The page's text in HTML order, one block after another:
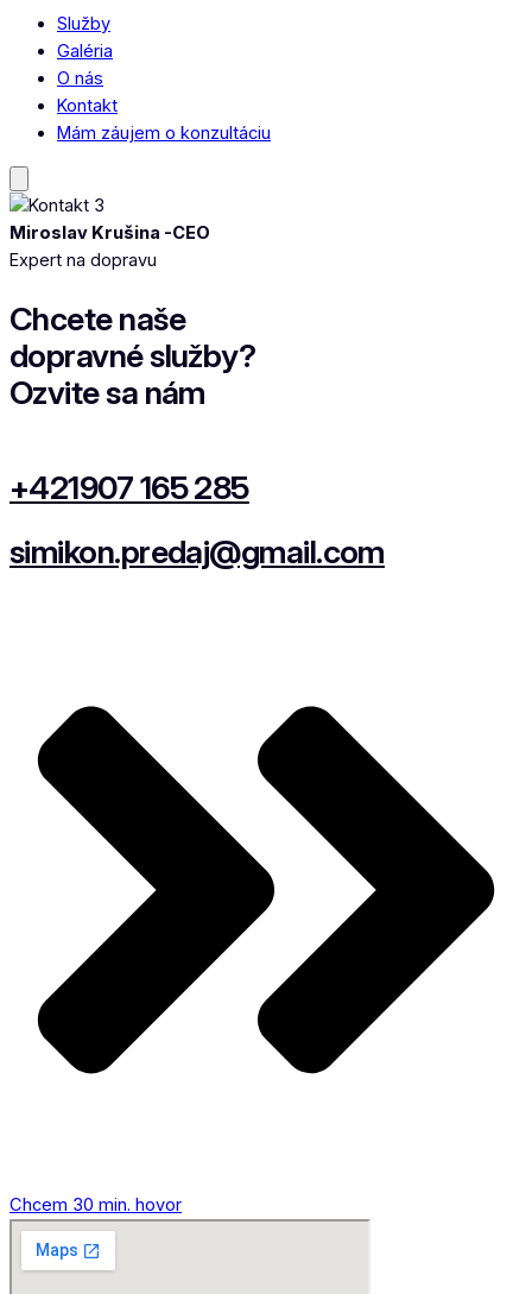
Služby
Galéria
O nás
Kontakt
Mám záujem o konzultáciu
Miroslav Krušina -CEO
Expert na dopravu
Chcete naše
dopravné služby?
Ozvite sa nám
+421907 165 285
simikon.predaj@gmail.com
Chcem 30 min. hovor